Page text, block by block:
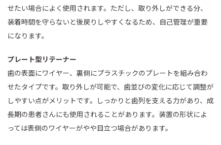
せたい場合によく使用されます。ただし、取り外しができる分、
装着時間を守らないと後戻りしやすくなるため、自己管理が重要
になります。
プレート型リテーナー
歯の表面にワイヤー、裏側にプラスチックのプレートを組み合わ
せたタイプです。取り外しが可能で、歯並びの変化に応じて調整が
しやすい点がメリットです。しっかりと歯列を支える力があり、成
長期の患者さんにも使用されることがあります。装置の形状によ
っては表側のワイヤーがやや目立つ場合があります。